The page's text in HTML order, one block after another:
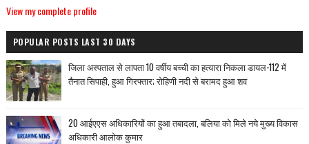
View my complete profile
POPULAR POSTS LAST 30 DAYS
जिला अस्पताल से लापता 10 वर्षीय बच्ची का हत्यारा निकला डायल-112 में
तैनात सिपाही, हुआ गिरफ्तार; रोहिणी नदी से बरामद हुआ शव
20 आईएएस अधिकारियों का हुआ तबादला, बलिया को मिले नये मुख्य विकास
अधिकारी आलोक कुमार